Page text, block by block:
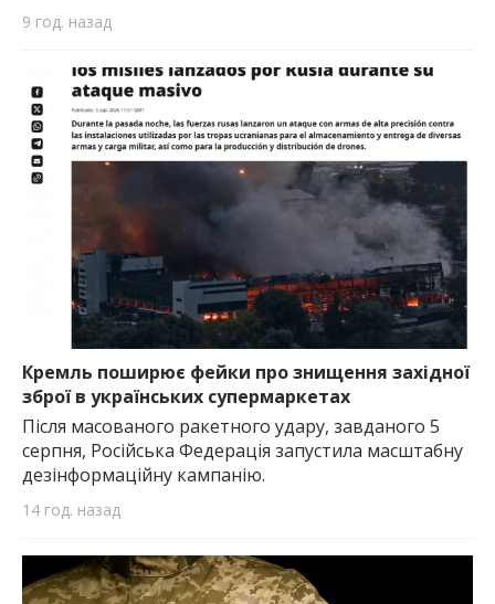
9 год. назад
Кремль поширює фейки про знищення західної
зброї в українських супермаркетах
Після масованого ракетного удару, завданого 5
серпня, Російська Федерація запустила масштабну
дезінформаційну кампанію.
14 год. назад